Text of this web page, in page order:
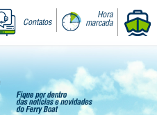
Contatos
Hora
marcada